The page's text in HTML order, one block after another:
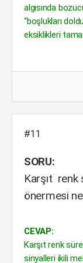
algısında
“boşlukları
eksiklikleri
#11
SORU:
Karşıt renk
önermesi
CEVAP:
Karşıt renk
sinyalleri ikili